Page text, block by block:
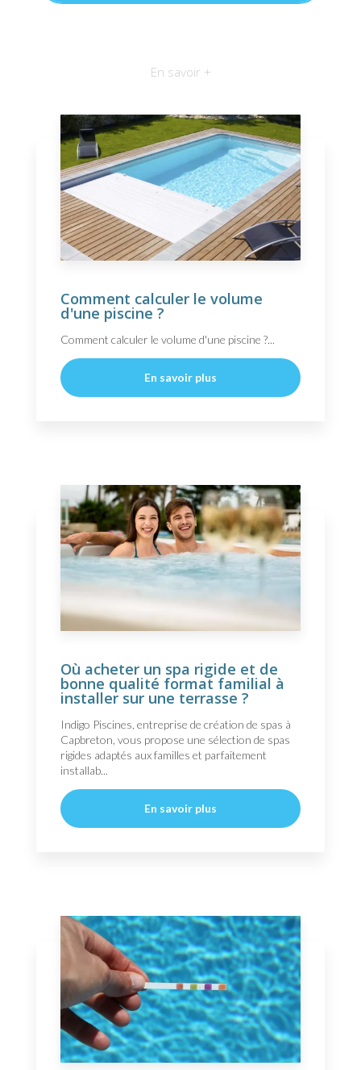
En savoir +
Comment calculer le volume
d'une piscine ?
Comment calculer le volume d'une piscine ?...
En savoir plus
Où acheter un spa rigide et de
bonne qualité format familial à
installer sur une terrasse ?
Indigo Piscines, entreprise de création de spas à
Capbreton, vous propose une sélection de spas
rigides adaptés aux familles et parfaitement
installab...
En savoir plus